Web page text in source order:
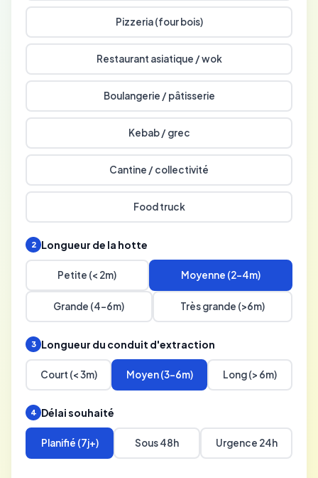
Pizzeria (four bois)
Restaurant asiatique / wok
Boulangerie / pâtisserie
Kebab / grec
Cantine / collectivité
Food truck
2 Longueur de la hotte
Petite (< 2m) Moyenne (2-4m)
Grande (4-6m) Très grande (>6m)
3 Longueur du conduit d'extraction
Court (< 3m) Moyen (3-6m) Long (> 6m)
4 Délai souhaité
Planifié (7j+) Sous 48h Urgence 24h